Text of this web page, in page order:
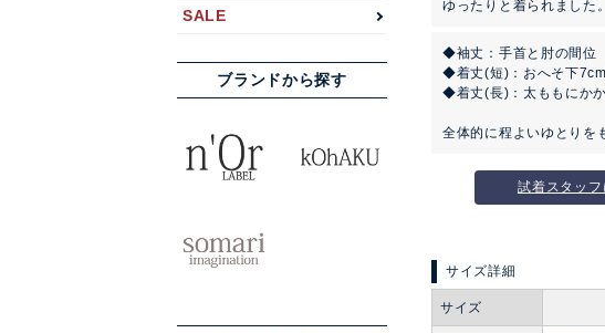
SALE
ブランドから探す
ゆったりと着られました。
◆袖丈：手首と肘の間位
◆着丈(短)：おへそ下
◆着丈(長)：太ももにか
全体的に程よいゆとりを
試着スタッ
サイズ